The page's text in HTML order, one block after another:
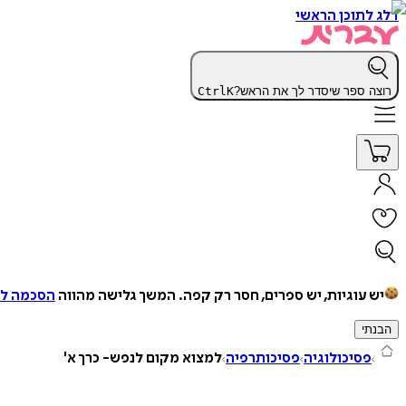
דלג לתוכן הראשי
רוצה ספר שיסדר לך את הראש? CtrlK
יש עוגיות, יש ספרים, חסר רק קפה. המשך גלישה מהווה הסכמה
הבנתי
פסיכולוגיה פסיכותרפיה למצוא מקום לנפש- כרך א'